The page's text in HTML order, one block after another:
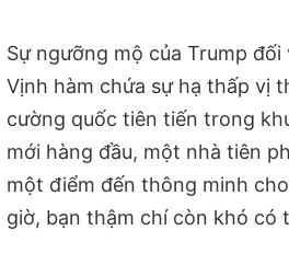
Sự ngưỡng mộ của Trump
Vịnh hàm chứa sự hạ thấp vị
cường quốc tiên tiến trong
mới hàng đầu, một nhà tiên
một điểm đến thông minh
giờ, bạn thậm chí còn khó có